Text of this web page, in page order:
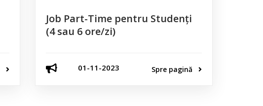
Job Part-Time pentru Studenți
(4 sau 6 ore/zi)
01-11-2023 Spre pagină